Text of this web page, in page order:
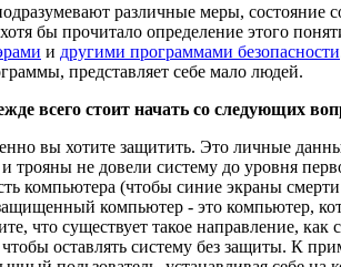
различные меры, состояние
бы прочитало определение этого
и другими программами безопасности
представляет себе мало людей.
всего стоит начать со следующих
вы хотите защитить. Это личные
трояны не довели систему до уровня
компьютера (чтобы синие экраны
компьютер - это компьютер,
что существует такое направление,
оставлять систему без защиты. К